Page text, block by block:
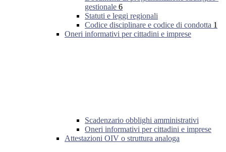
gestionale 6
Statuti e leggi regionali
Codice disciplinare e codice di condotta 1
Oneri informativi per cittadini e imprese
Scadenzario obblighi amministrativi
Oneri informativi per cittadini e imprese
Attestazioni OIV o struttura analoga